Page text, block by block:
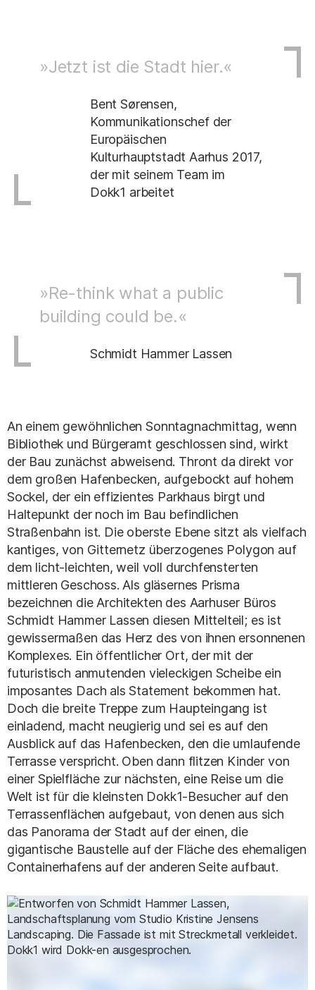
»Jetzt ist die Stadt hier.«
Bent Sørensen,
Kommunikationschef der
Europäischen
Kulturhauptstadt Aarhus 2017,
der mit seinem Team im
Dokk1 arbeitet
»Re-think what a public
building could be.«
Schmidt Hammer Lassen
An einem gewöhnlichen Sonntagnachmittag, wenn
Bibliothek und Bürgeramt geschlossen sind, wirkt
der Bau zunächst abweisend. Thront da direkt vor
dem großen Hafenbecken, aufgebockt auf hohem
Sockel, der ein effizientes Parkhaus birgt und
Haltepunkt der noch im Bau befindlichen
Straßenbahn ist. Die oberste Ebene sitzt als vielfach
kantiges, von Gitternetz überzogenes Polygon auf
dem licht-leichten, weil voll durchfensterten
mittleren Geschoss. Als gläsernes Prisma
bezeichnen die Architekten des Aarhuser Büros
Schmidt Hammer Lassen diesen Mittelteil; es ist
gewissermaßen das Herz des von ihnen ersonnenen
Komplexes. Ein öffentlicher Ort, der mit der
futuristisch anmutenden vieleckigen Scheibe ein
imposantes Dach als Statement bekommen hat.
Doch die breite Treppe zum Haupteingang ist
einladend, macht neugierig und sei es auf den
Ausblick auf das Hafenbecken, den die umlaufende
Terrasse verspricht. Oben dann flitzen Kinder von
einer Spielfläche zur nächsten, eine Reise um die
Welt ist für die kleinsten Dokk1-Besucher auf den
Terrassenflächen aufgebaut, von denen aus sich
das Panorama der Stadt auf der einen, die
gigantische Baustelle auf der Fläche des ehemaligen
Containerhafens auf der anderen Seite aufbaut.